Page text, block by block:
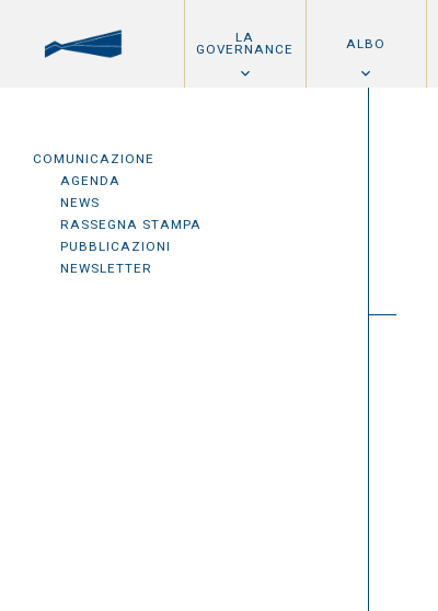
LA
GOVERNANCE ALBO
COMUNICAZIONE
AGENDA
NEWS
RASSEGNA STAMPA
PUBBLICAZIONI
NEWSLETTER